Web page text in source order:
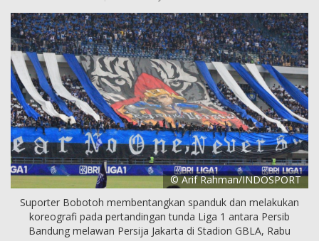
LIGA PRANCIS
LIGA EUROPA
© Arif Rahman/INDOSPORT
Suporter Bobotoh membentangkan spanduk dan melakukan
koreografi pada pertandingan tunda Liga 1 antara Persib
Bandung melawan Persija Jakarta di Stadion GBLA, Rabu